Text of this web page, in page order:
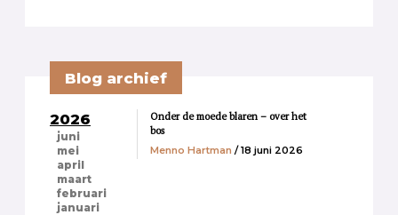
Blog archief
2026
juni
mei
april
maart
februari
januari
Onder de moede blaren – over het
bos
Menno Hartman / 18 juni 2026